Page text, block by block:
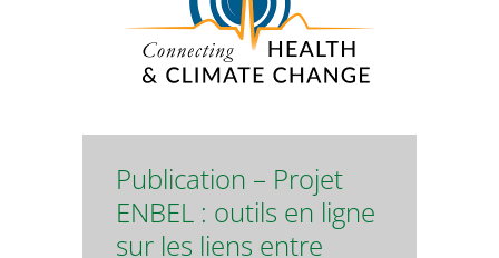
Publication – Projet
ENBEL : outils en ligne
sur les liens entre